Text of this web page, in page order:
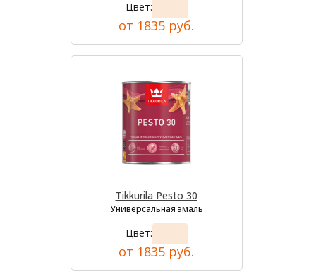
Цвет:
от 1835 руб.
Tikkurila Pesto 30
Универсальная эмаль
Цвет:
от 1835 руб.